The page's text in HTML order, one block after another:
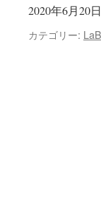
ス
2020年6月20
カテゴリー: